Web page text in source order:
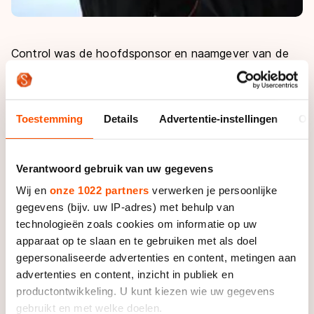
Toestemming Details Advertentie-instellingen
Verantwoord gebruik van uw gegevens
Wij en onze 1022 partners verwerken je persoonlijke
gegevens (bijv. uw IP-adres) met behulp van
technologieën zoals cookies om informatie op uw
apparaat op te slaan en te gebruiken met als doel
gepersonaliseerde advertenties en content, metingen aan
advertenties en content, inzicht in publiek en
productontwikkeling. U kunt kiezen wie uw gegevens
gebruikt en met welke doelen.
Control was de hoofdsponsor en naamgever van de
equipe sinds november 2009. De schaatsploeg zat op
dat moment zonder geldschieter, nadat DSB Bank
Na drie jaar stapt Control nu uit de schaatssport. In
doelstellingen met betrekking tot de sponsoring
gehaald zijn en dat het bedrijf de nadruk volgend jaar
zal leggen op uitbreiding van hun diensten. Dus wil
Control investeren in het eigen bedrijf. De keuze
hiervoor maakt dat er geen geld meer vrijgemaakt zal
worden voor de sponsoring van het schaatsteam.
"Control was en is een geweldige sponsor die het lef